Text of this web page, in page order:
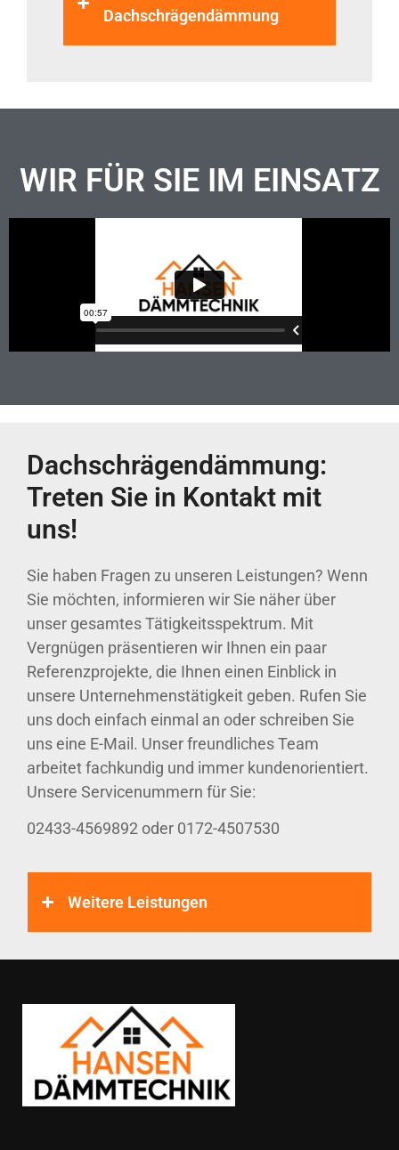
Dachschrägendämmung
WIR FÜR SIE IM EINSATZ
Dachschrägendämmung:
Treten Sie in Kontakt mit
uns!
Sie haben Fragen zu unseren Leistungen? Wenn
Sie möchten, informieren wir Sie näher über
unser gesamtes Tätigkeitsspektrum. Mit
Vergnügen präsentieren wir Ihnen ein paar
Referenzprojekte, die Ihnen einen Einblick in
unsere Unternehmenstätigkeit geben. Rufen Sie
uns doch einfach einmal an oder schreiben Sie
uns eine E-Mail. Unser freundliches Team
arbeitet fachkundig und immer kundenorientiert.
Unsere Servicenummern für Sie:
02433-4569892 oder 0172-4507530
Weitere Leistungen